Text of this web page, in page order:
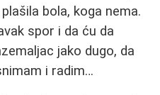
bola, koga nema.
spor i da ću da
jako dugo, da
i radim…